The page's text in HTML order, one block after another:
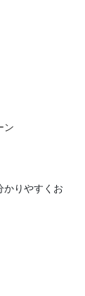
ン
かりやすくお